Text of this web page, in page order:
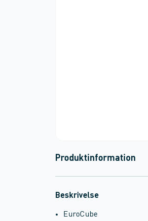
Produktinformation
Beskrivelse
EuroCube